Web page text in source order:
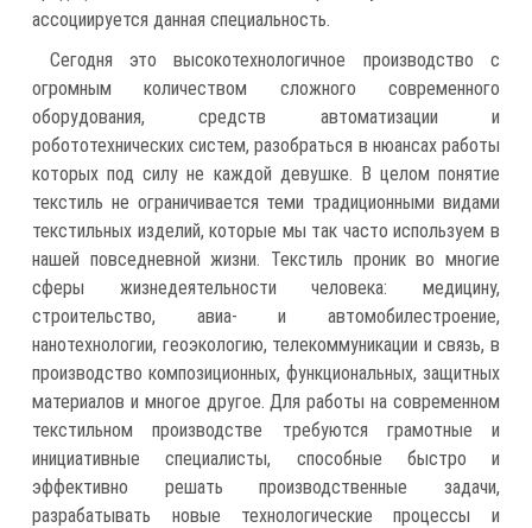
ассоциируется данная специальность.
Сегодня это высокотехнологичное производство с
огромным количеством сложного современного
оборудования, средств автоматизации и
робототехнических систем, разобраться в нюансах работы
которых под силу не каждой девушке. В целом понятие
текстиль не ограничивается теми традиционными видами
текстильных изделий, которые мы так часто используем в
нашей повседневной жизни. Текстиль проник во многие
сферы жизнедеятельности человека: медицину,
строительство, авиа- и автомобилестроение,
нанотехнологии, геоэкологию, телекоммуникации и связь, в
производство композиционных, функциональных, защитных
материалов и многое другое. Для работы на современном
текстильном производстве требуются грамотные и
инициативные специалисты, способные быстро и
эффективно решать производственные задачи,
разрабатывать новые технологические процессы и